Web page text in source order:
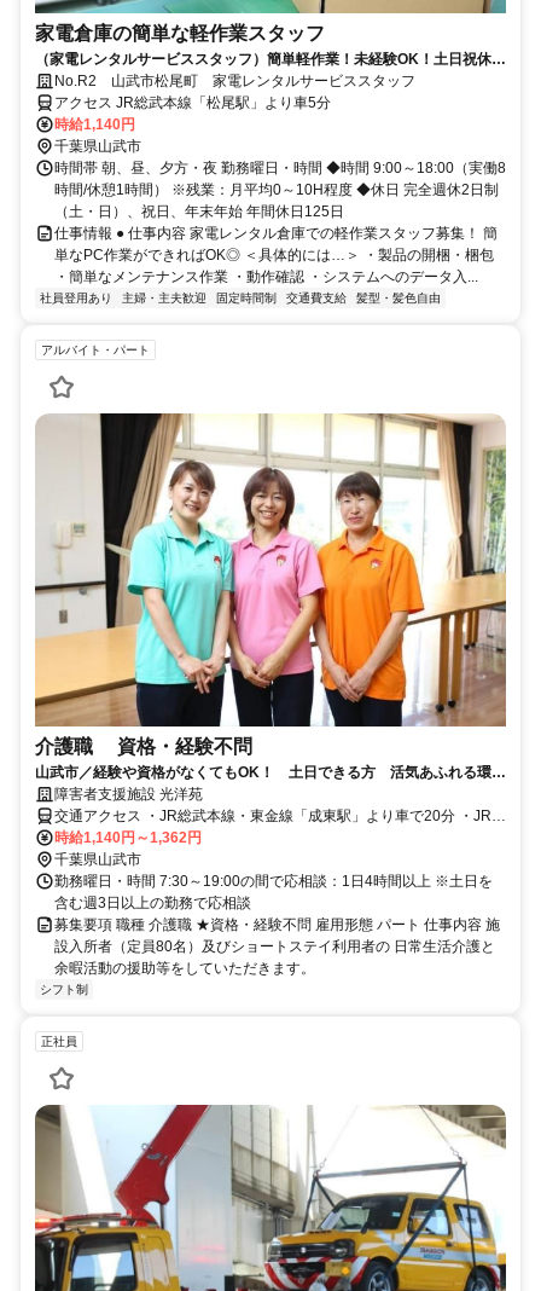
家電倉庫の簡単な軽作業スタッフ
（家電レンタルサービススタッフ）簡単軽作業！未経験OK！土日祝休
み！ガソリン代支給！山武市
No.R2 山武市松尾町 家電レンタルサービススタッフ
アクセス JR総武本線「松尾駅」より車5分
時給1,140円
千葉県山武市
時間帯 朝、昼、夕方・夜 勤務曜日・時間 ◆時間 9:00～18:00（実働8
時間/休憩1時間） ※残業：月平均0～10H程度 ◆休日 完全週休2日制
（土・日）、祝日、年末年始 年間休日125日
仕事情報 ● 仕事内容 家電レンタル倉庫での軽作業スタッフ募集！ 簡
単なPC作業ができればOK◎ ＜具体的には…＞ ・製品の開梱・梱包
・簡単なメンテナンス作業 ・動作確認 ・システムへのデータ入...
社員登用あり 主婦・主夫歓迎 固定時間制 交通費支給 髪型・髪色自由
アルバイト・パート
介護職 資格・経験不問
山武市／経験や資格がなくてもOK！ 土日できる方 活気あふれる環境
で、介護のお仕事にチャレンジを！
障害者支援施設 光洋苑
交通アクセス ・JR総武本線・東金線「成東駅」より車で20分 ・JR成
東駅からフラワーバス「小松バス停」下車5分
時給1,140円～1,362円
千葉県山武市
勤務曜日・時間 7:30～19:00の間で応相談：1日4時間以上 ※土日を
含む週3日以上の勤務で応相談
募集要項 職種 介護職 ★資格・経験不問 雇用形態 パート 仕事内容 施
設入所者（定員80名）及びショートステイ利用者の 日常生活介護と
余暇活動の援助等をしていただきます。
シフト制
正社員